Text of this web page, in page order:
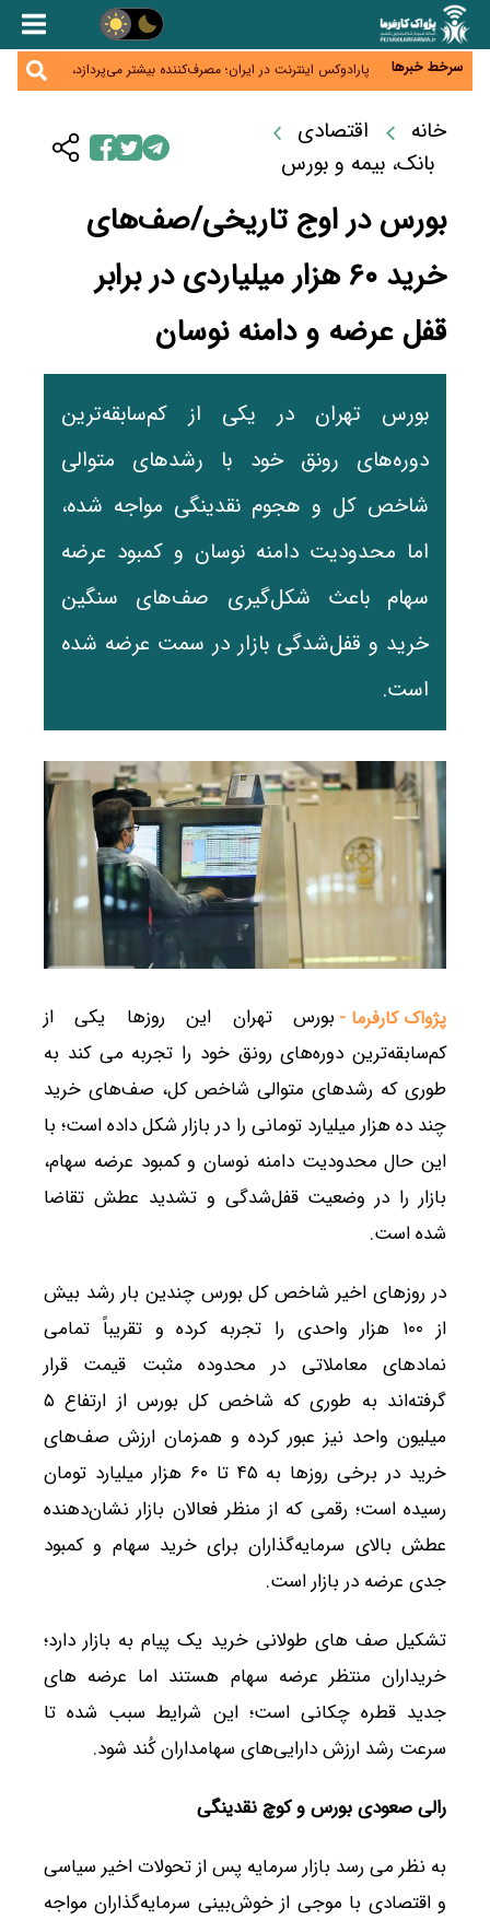
سرخط خبرها
زائران اربعین نگران ارز باقی‌مانده نباشند؛ خرید دینار در
جنگ کریدورها وارد فاز جدید شد؛ سرمایه‌گذاری ۳۴۵
میلیارد دلاری اوراسیا تا ۲۰۳۵
پارادوکس اینترنت در ایران؛ مصرف‌کننده بیشتر می‌پردازد،
شبکه کمتر توسعه می‌یابد
تأمین سرمایه در گردش بدون خلق نقدینگی؛ نقش
جدید سیاست‌های مالیاتی در حمایت از تولید
معمای تأمین ۸۰ همت معوقات بازنشستگان؛ بانک رفاه
وارد میدان شد
خانه
اقتصادی
بانک، بیمه و بورس
بورس در اوج تاریخی/صف‌های
خرید ۶۰ هزار میلیاردی در برابر
قفل عرضه و دامنه نوسان
بورس تهران در یکی از کم‌سابقه‌ترین
دوره‌های رونق خود با رشدهای متوالی
شاخص کل و هجوم نقدینگی مواجه شده،
اما محدودیت دامنه نوسان و کمبود عرضه
سهام باعث شکل‌گیری صف‌های سنگین
خرید و قفل‌شدگی بازار در سمت عرضه شده
است.
پژواک کارفرما - بورس تهران این روزها یکی از
کم‌سابقه‌ترین دوره‌های رونق خود را تجربه می کند به
طوری که رشدهای متوالی شاخص کل، صف‌های خرید
چند ده هزار میلیارد تومانی را در بازار شکل داده است؛ با
این حال محدودیت دامنه نوسان و کمبود عرضه سهام،
بازار را در وضعیت قفل‌شدگی و تشدید عطش تقاضا
شده است.
در روزهای اخیر شاخص کل بورس چندین بار رشد بیش
از ۱۰۰ هزار واحدی را تجربه کرده و تقریباً تمامی
نمادهای معاملاتی در محدوده مثبت قیمت قرار
گرفته‌اند به طوری که شاخص کل بورس از ارتفاع ۵
میلیون واحد نیز عبور کرده و همزمان ارزش صف‌های
خرید در برخی روزها به ۴۵ تا ۶۰ هزار میلیارد تومان
رسیده است؛ رقمی که از منظر فعالان بازار نشان‌دهنده
عطش بالای سرمایه‌گذاران برای خرید سهام و کمبود
جدی عرضه در بازار است.
تشکیل صف های طولانی خرید یک پیام به بازار دارد؛
خریداران منتظر عرضه سهام هستند اما عرضه های
جدید قطره چکانی است؛ این شرایط سبب شده تا
سرعت رشد ارزش دارایی‌های سهامداران کُند شود.
رالی صعودی بورس و کوچ نقدینگی
به نظر می رسد بازار سرمایه پس از تحولات اخیر سیاسی
و اقتصادی با موجی از خوش‌بینی سرمایه‌گذاران مواجه